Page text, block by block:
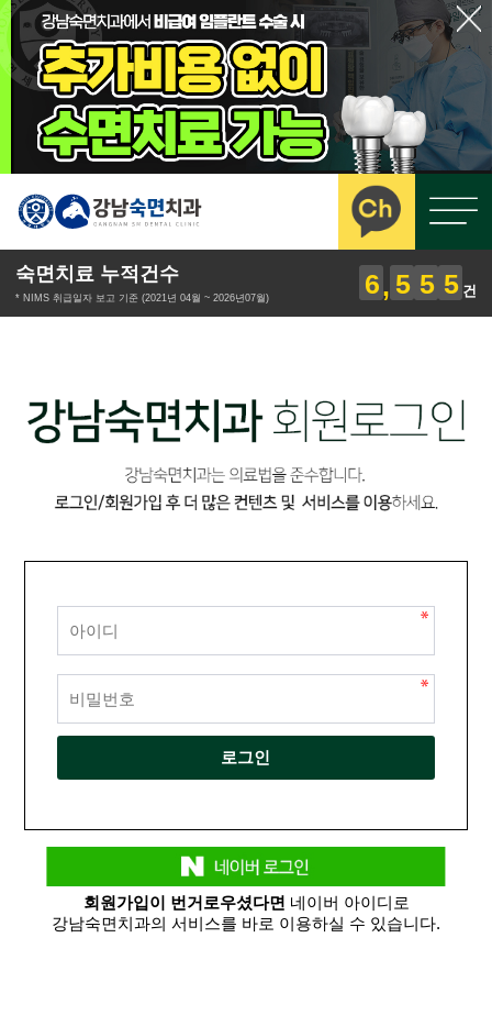
숙면치료 누적건수
* NIMS 취급일자 보고 기준 (2021년 04월 ~ 2026년07월) 6 5 5 5 건
회원가입이 번거로우셨다면 네이버 아이디로
강남숙면치과의 서비스를 바로 이용하실 수 있습니다.